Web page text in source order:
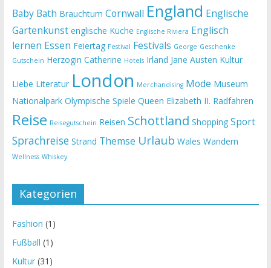
Baby Bath Brauchtum Cornwall England Englische
Gartenkunst englische Küche Englische Riviera Englisch
lernen Essen Feiertag Festival Festivals George Geschenke
Gutschein Herzogin Catherine Hotels Irland Jane Austen Kultur
Liebe Literatur London Merchandising Mode Museum
Nationalpark Olympische Spiele Queen Elizabeth II. Radfahren
Reise Reisegutschein Reisen Schottland Shopping Sport
Sprachreise Strand Themse Urlaub Wales Wandern
Wellness Whiskey
Kategorien
Fashion (1)
Fußball (1)
Kultur(31)